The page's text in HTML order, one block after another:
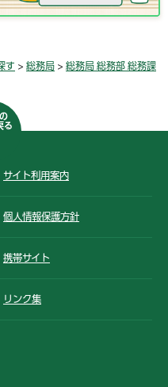
す > 総務局 > 総務局 総務部 総務課
る
サイト利用案内
個人情報保護方針
携帯サイト
リンク集